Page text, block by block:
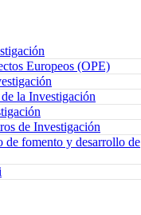
Europeos (OPE)
la Investigación
de Investigación
de fomento y desarrollo de